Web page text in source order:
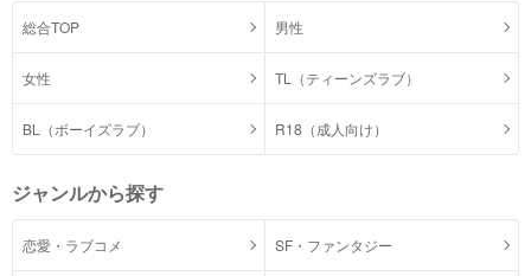
総合TOP 男性
女性 TL（ティーンズラブ）
BL（ボーイズラブ） R18（成人向け）
ジャンルから探す
恋愛・ラブコメ SF・ファンタジー